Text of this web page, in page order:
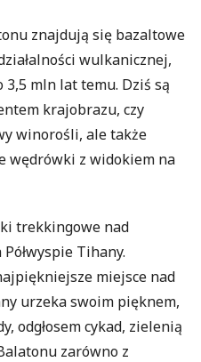
znajdują się bazaltowe
wulkanicznej,
3,5 mln lat temu. Dziś są
krajobrazu, czy
winorośli, ale także
wędrówki z widokiem na
trekkingowe nad
Tihany.
miejsce nad
urzeka swoim pięknem,
odgłosem cykad, zielenią
zarówno z